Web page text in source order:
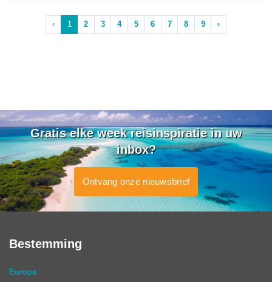
‹ 1 2 3 4 5 6 7 8 9 ›
Gratis elke week reisinspiratie in uw
inbox?
Ontvang onze nieuwsbrief
Bestemming
Europa